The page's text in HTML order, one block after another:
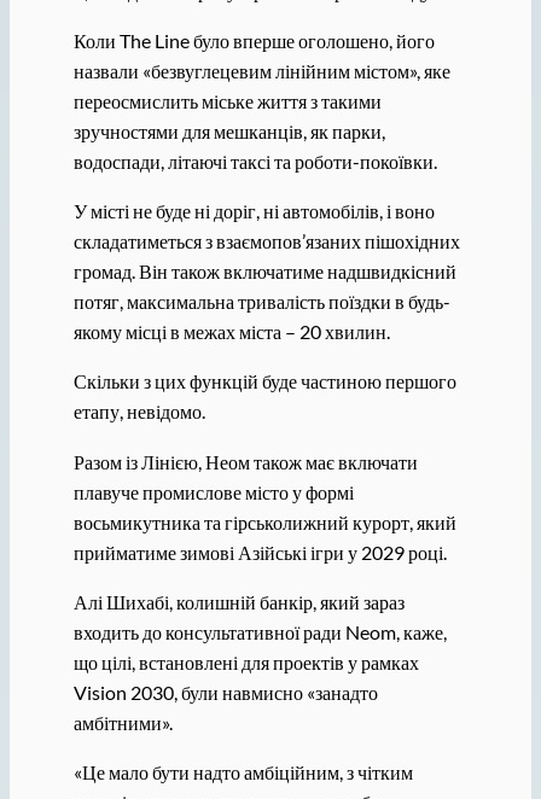
Коли The Line було вперше оголошено, його
назвали «безвуглецевим лінійним містом», яке
переосмислить міське життя з такими
зручностями для мешканців, як парки,
водоспади, літаючі таксі та роботи-покоївки.
У місті не буде ні доріг, ні автомобілів, і воно
складатиметься з взаємопов’язаних пішохідних
громад. Він також включатиме надшвидкісний
потяг, максимальна тривалість поїздки в будь-
якому місці в межах міста – 20 хвилин.
Скільки з цих функцій буде частиною першого
етапу, невідомо.
Разом із Лінією, Неом також має включати
плавуче промислове місто у формі
восьмикутника та гірськолижний курорт, який
прийматиме зимові Азійські ігри у 2029 році.
Алі Шихабі, колишній банкір, який зараз
входить до консультативної ради Neom, каже,
що цілі, встановлені для проектів у рамках
Vision 2030, були навмисно «занадто
амбітними».
«Це мало бути надто амбіційним, з чітким